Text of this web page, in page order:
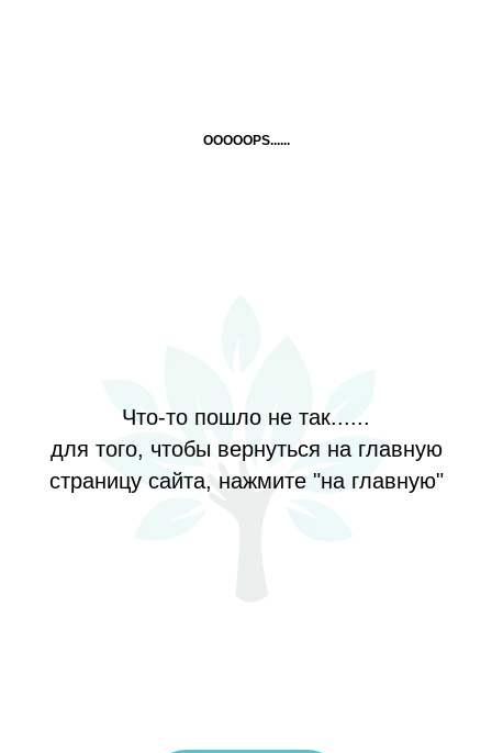
OOOOOPS......
Что-то пошло не так......
для того, чтобы вернуться на главную
страницу сайта, нажмите "на главную"